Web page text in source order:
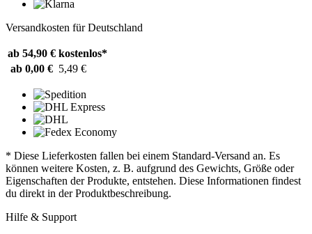
Versandkosten für Deutschland
ab 54,90 € kostenlos*
ab 0,00 € 5,49 €
* Diese Lieferkosten fallen bei einem Standard-Versand an. Es
können weitere Kosten, z. B. aufgrund des Gewichts, Größe oder
Eigenschaften der Produkte, entstehen. Diese Informationen findest
du direkt in der Produktbeschreibung.
Hilfe & Support